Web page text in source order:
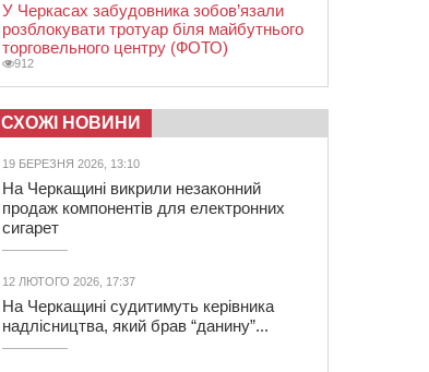
У Черкасах забудовника зобов’язали
розблокувати тротуар біля майбутнього
торговельного центру (ФОТО)
912
СХОЖІ НОВИНИ
19 БЕРЕЗНЯ 2026, 13:10
На Черкащині викрили незаконний
продаж компонентів для електронних
сигарет
12 ЛЮТОГО 2026, 17:37
На Черкащині судитимуть керівника
надлісництва, який брав “данину”...